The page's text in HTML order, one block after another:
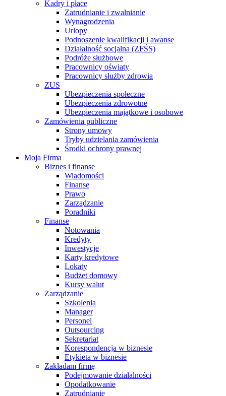
Kadry i płace
Zatrudnianie i zwalnianie
Wynagrodzenia
Urlopy
Podnoszenie kwalifikacji i awanse
Działalność socjalna (ZFŚS)
Podróże służbowe
Pracownicy oświaty
Pracownicy służby zdrowia
ZUS
Ubezpieczenia społeczne
Ubezpieczenia zdrowotne
Ubezpieczenia majątkowe i osobowe
Zamówienia publiczne
Strony umowy
Tryby udzielania zamówienia
Środki ochrony prawnej
Moja Firma
Biznes i finanse
Wiadomości
Finanse
Prawo
Zarządzanie
Poradniki
Finanse
Notowania
Kredyty
Inwestycje
Karty kredytowe
Lokaty
Budżet domowy
Kursy walut
Zarządzanie
Szkolenia
Manager
Personel
Outsourcing
Sekretariat
Korespondencja w biznesie
Etykieta w biznesie
Zakładam firmę
Podejmowanie działalności
Opodatkowanie
Zatrudnianie